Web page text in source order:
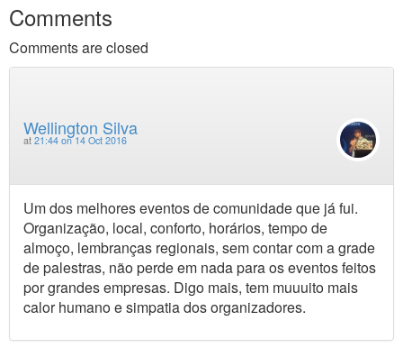
Comments
Comments are closed
Wellington Silva
at 21:44 on 14 Oct 2016
Um dos melhores eventos de comunidade que já fui.
Organização, local, conforto, horários, tempo de
almoço, lembranças regionais, sem contar com a grade
de palestras, não perde em nada para os eventos feitos
por grandes empresas. Digo mais, tem muuuito mais
calor humano e simpatia dos organizadores.